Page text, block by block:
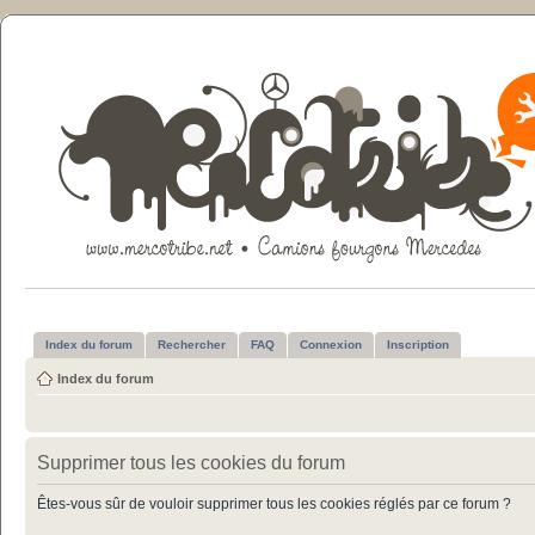
Index du forum Rechercher FAQ Connexion Inscription
Index du forum
Supprimer tous les cookies du forum
Êtes-vous sûr de vouloir supprimer tous les cookies réglés par ce forum ?